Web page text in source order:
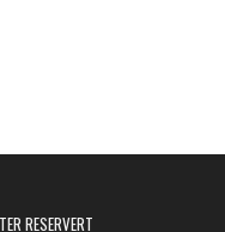
RESERVERT